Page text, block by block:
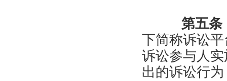
第五条
下简称诉讼
诉讼参与人
出的诉讼行